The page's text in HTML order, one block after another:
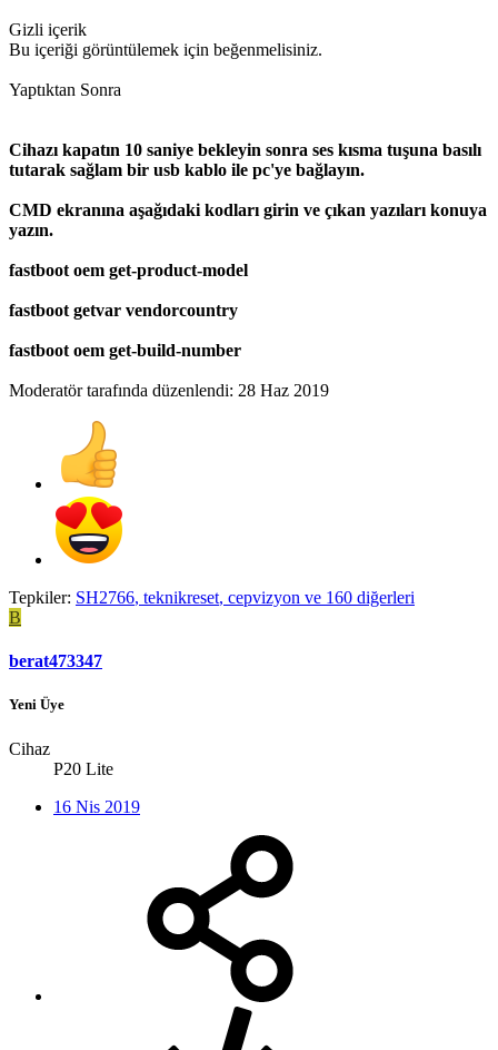
Gizli içerik
Bu içeriği görüntülemek için beğenmelisiniz.
Yaptıktan Sonra
Cihazı kapatın 10 saniye bekleyin sonra ses kısma tuşuna basılı
tutarak sağlam bir usb kablo ile pc'ye bağlayın.
CMD ekranına aşağıdaki kodları girin ve çıkan yazıları konuya
yazın.
fastboot oem get-product-model
fastboot getvar vendorcountry
fastboot oem get-build-number
Moderatör tarafında düzenlendi: 28 Haz 2019
Tepkiler: SH2766, teknikreset, cepvizyon ve 160 diğerleri
B
berat473347
Yeni Üye
Cihaz
P20 Lite
16 Nis 2019